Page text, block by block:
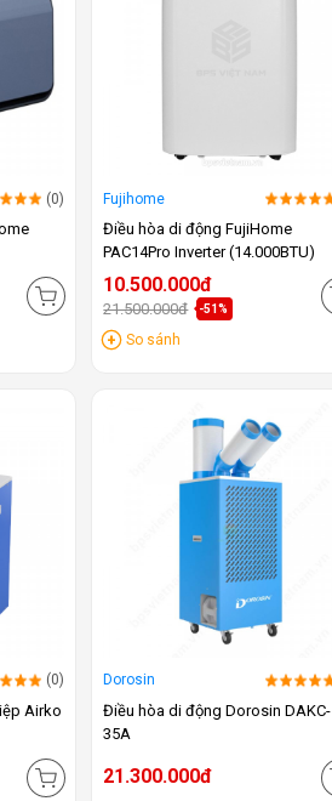
(0) Fujihome
Điều hòa di động FujiHome
PAC14Pro Inverter (14.000BTU)
10.500.000đ
21.500.000đ -51%
So sánh
(0)
Airko
Dorosin
Điều hòa di động Dorosin DAKC-
35A
21.300.000đ